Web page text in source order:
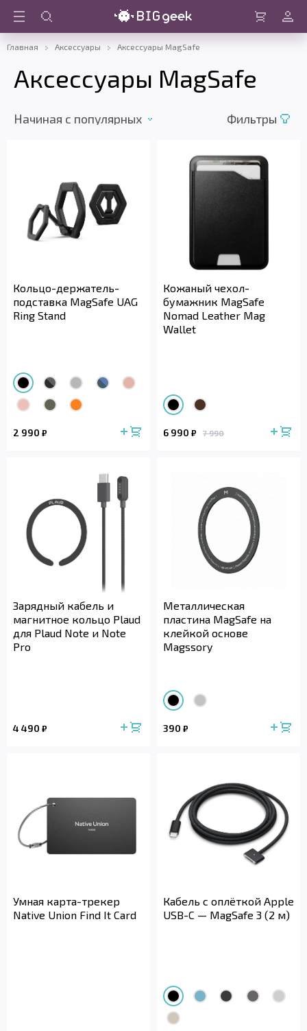
Войти
Главная Аксессуары Аксессуары MagSafe
Аксессуары MagSafe
Начиная c популярных Фильтры
Кольцо-держатель-
подставка MagSafe UAG
Ring Stand
2 990 ₽
Кожаный чехол-
бумажник MagSafe
Nomad Leather Mag
Wallet
6 990 ₽ 7 990
Зарядный кабель и
магнитное кольцо Plaud
для Plaud Note и Note
Pro
4 490 ₽
Металлическая
пластина MagSafe на
клейкой основе
Magssory
390 ₽
Умная карта-трекер
Native Union Find It Card
Кабель с оплёткой Apple
USB-C — MagSafe 3 (2 м)